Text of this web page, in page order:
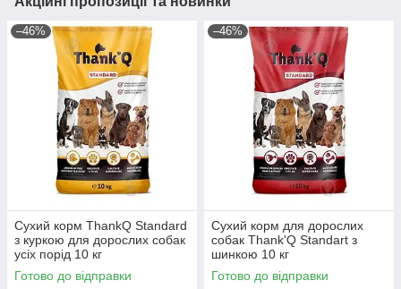
–46%
Сухий корм ThankQ Standard
з куркою для дорослих собак
усіх порід 10 кг
Готово до відправки
–46%
Сухий корм для дорослих
собак Thank'Q Standart з
шинкою 10 кг
Готово до відправки